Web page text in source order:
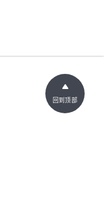
回到顶部